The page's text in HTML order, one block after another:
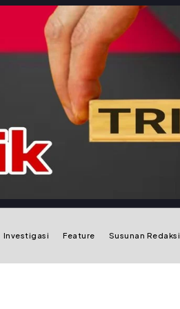
Investigasi Feature Susunan Redaksi